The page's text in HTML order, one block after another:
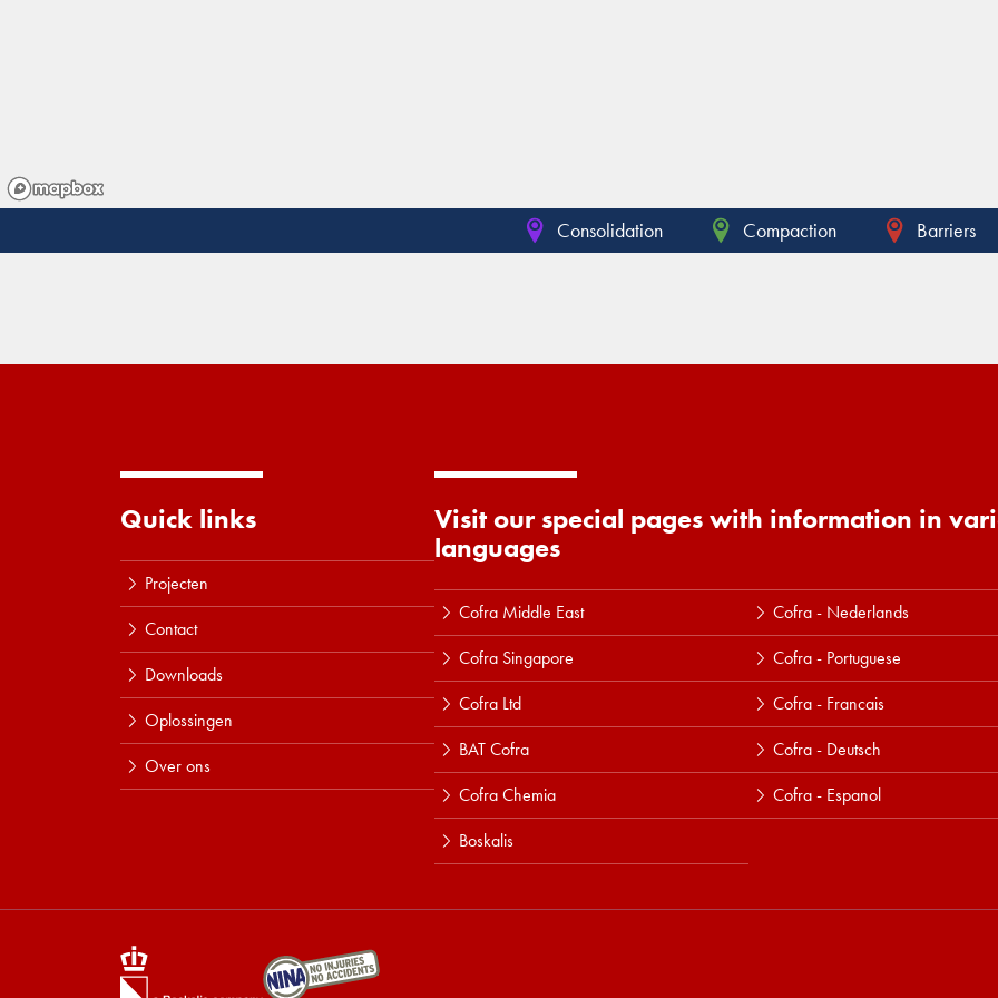
Consolidation Compaction Barriers
Quick links
Projecten
Contact
Downloads
Oplossingen
Over ons
Visit our special pages with information in
languages
Cofra Middle East
Cofra Singapore
Cofra Ltd
BAT Cofra
Cofra Chemia
Boskalis
Cofra - Nederlands
Cofra - Portuguese
Cofra - Francais
Cofra - Deutsch
Cofra - Espanol